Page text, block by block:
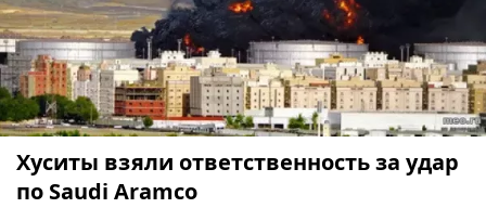
Хуситы взяли ответственность за удар
по Saudi Aramco